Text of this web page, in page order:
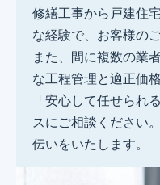
修繕工事から戸建住
な経験で、お客様の
また、間に複数の業
な工程管理と適正価
「安心して任せられ
スにご相談ください
伝いをいたします。